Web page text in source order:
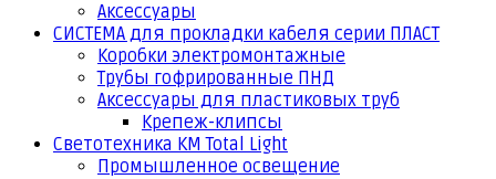
Аксессуары
СИСТЕМА для прокладки кабеля серии ПЛАСТ
Коробки электромонтажные
Трубы гофрированные ПНД
Аксессуары для пластиковых труб
Крепеж-клипсы
Светотехника КМ Total Light
Промышленное освещение